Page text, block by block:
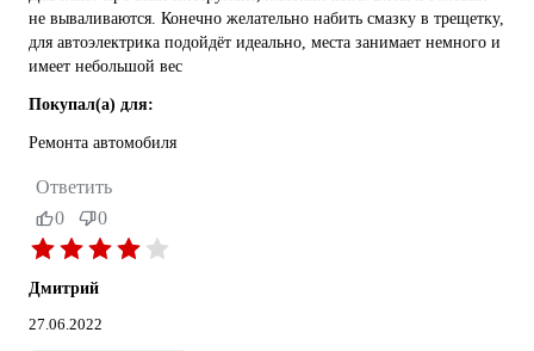
не вываливаются. Конечно желательно набить смазку в трещетку,
для автоэлектрика подойдёт идеально, места занимает немного и
имеет небольшой вес
Покупал(а) для:
Ремонта автомобиля
Ответить
0
0
Дмитрий
27.06.2022